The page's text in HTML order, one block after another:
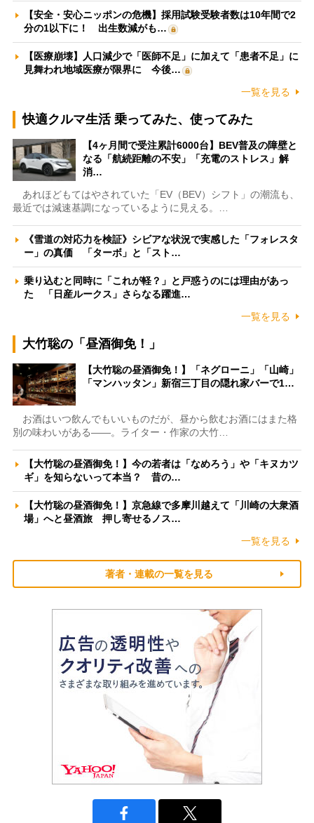
【安全・安心ニッポンの危機】採用試験受験者数は10年間で2
分の1以下に！ 出生数減がも…
【医療崩壊】人口減少で「医師不足」に加えて「患者不足」に
見舞われ地域医療が限界に 今後…
一覧を見る
快適クルマ生活 乗ってみた、使ってみた
【4ヶ月間で受注累計6000台】BEV普及の障壁と
なる「航続距離の不安」「充電のストレス」解
消…
あれほどもてはやされていた「EV（BEV）シフト」の潮流も、
最近では減速基調になっているように見える。…
《雪道の対応力を検証》シビアな状況で実感した「フォレスタ
ー」の真価 「ターボ」と「スト…
乗り込むと同時に「これが軽？」と戸惑うのには理由があっ
た 「日産ルークス」さらなる躍進…
一覧を見る
大竹聡の「昼酒御免！」
【大竹聡の昼酒御免！】「ネグローニ」「山崎」
「マンハッタン」新宿三丁目の隠れ家バーで1…
お酒はいつ飲んでもいいものだが、昼から飲むお酒にはまた格
別の味わいがある――。ライター・作家の大竹…
【大竹聡の昼酒御免！】今の若者は「なめろう」や「キヌカツ
ギ」を知らないって本当？ 昔の…
【大竹聡の昼酒御免！】京急線で多摩川越えて「川崎の大衆酒
場」へと昼酒旅 押し寄せるノス…
一覧を見る
著者・連載の一覧を見る